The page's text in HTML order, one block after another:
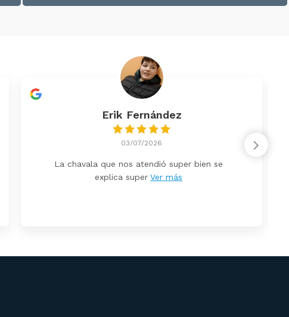
Erik Fernández
03/07/2026
La chavala que nos atendió super bien se
explica super Ver más